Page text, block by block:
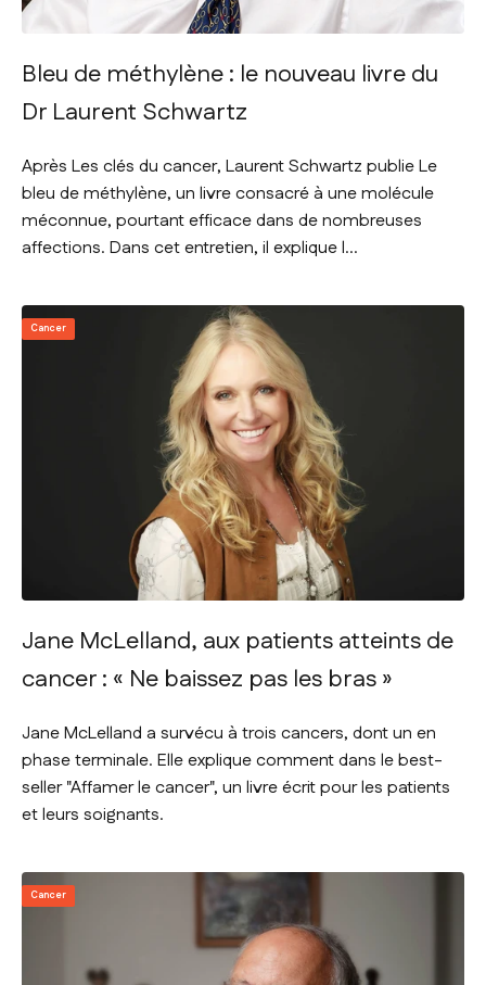
Bleu de méthylène : le nouveau livre du
Dr Laurent Schwartz
Après Les clés du cancer, Laurent Schwartz publie Le
bleu de méthylène, un livre consacré à une molécule
méconnue, pourtant efficace dans de nombreuses
affections. Dans cet entretien, il explique l...
Cancer
Jane McLelland, aux patients atteints de
cancer : « Ne baissez pas les bras »
Jane McLelland a survécu à trois cancers, dont un en
phase terminale. Elle explique comment dans le best-
seller "Affamer le cancer", un livre écrit pour les patients
et leurs soignants.
Cancer